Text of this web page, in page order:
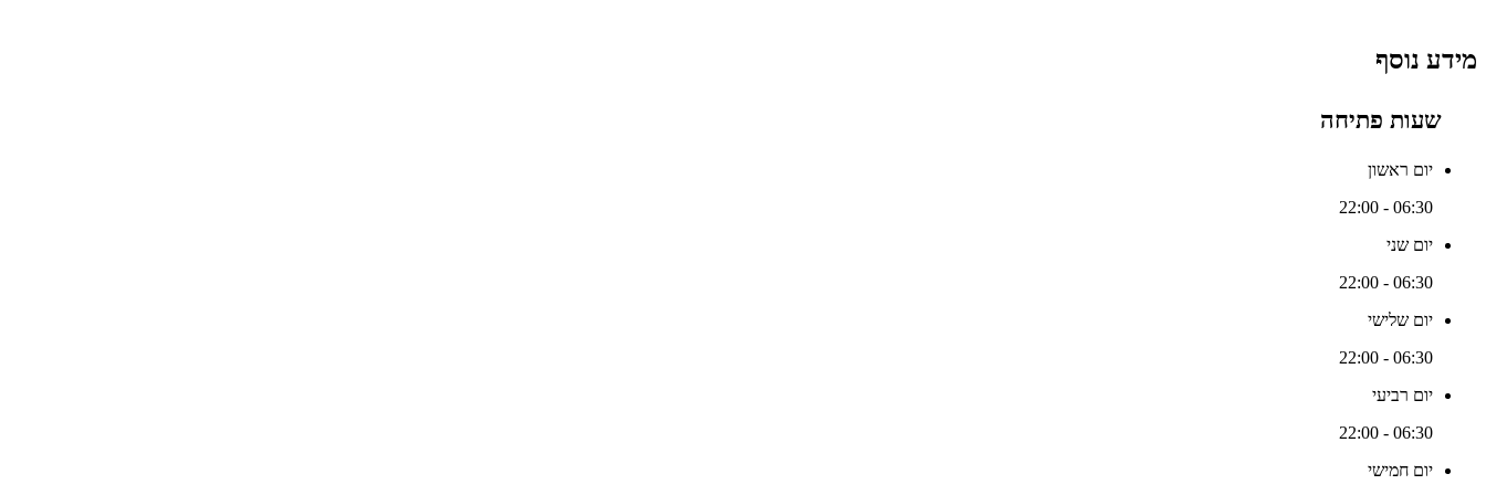
מידע נוסף
שעות פתיחה
יום ראשון
06:30 - 22:00
יום שני
06:30 - 22:00
יום שלישי
06:30 - 22:00
יום רביעי
06:30 - 22:00
יום חמישי